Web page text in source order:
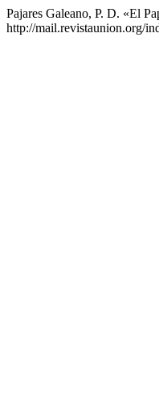
Pajares Galeano, P. D. «El
http://mail.revistaunion.org/